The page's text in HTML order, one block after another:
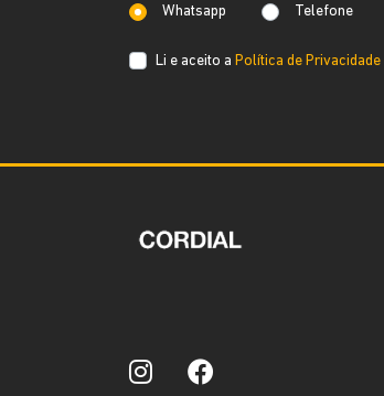
Whatsapp Telefone
Li e aceito a Política de Privacidade